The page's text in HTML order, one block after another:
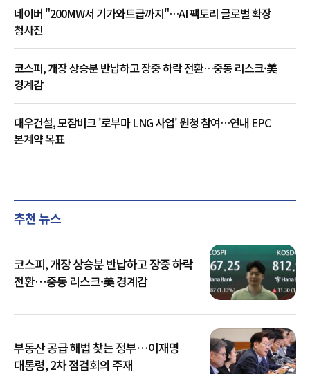
네이버 "200MW서 기가와트급까지"…AI 팩토리 글로벌 확장
청사진
코스피, 개장 상승분 반납하고 장중 하락 전환…중동 리스크·美
경계감
대우건설, 모잠비크 '로부마 LNG 사업' 원청 참여…연내 EPC
본계약 목표
추천 뉴스
코스피, 개장 상승분 반납하고 장중 하락
전환…중동 리스크·美 경계감
부동산 공급 해법 찾는 정부…이재명
대통령, 2차 점검회의 주재